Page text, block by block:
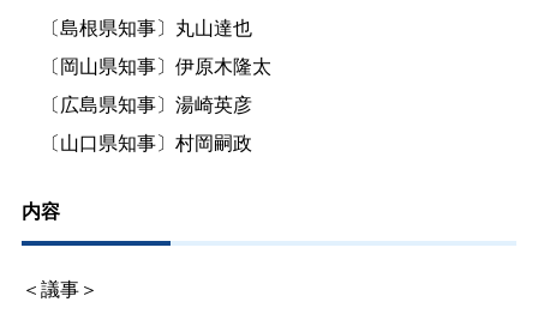
〔島根県知事〕丸山達也
〔岡山県知事〕伊原木隆太
〔広島県知事〕湯崎英彦
〔山口県知事〕村岡嗣政
内容
＜議事＞